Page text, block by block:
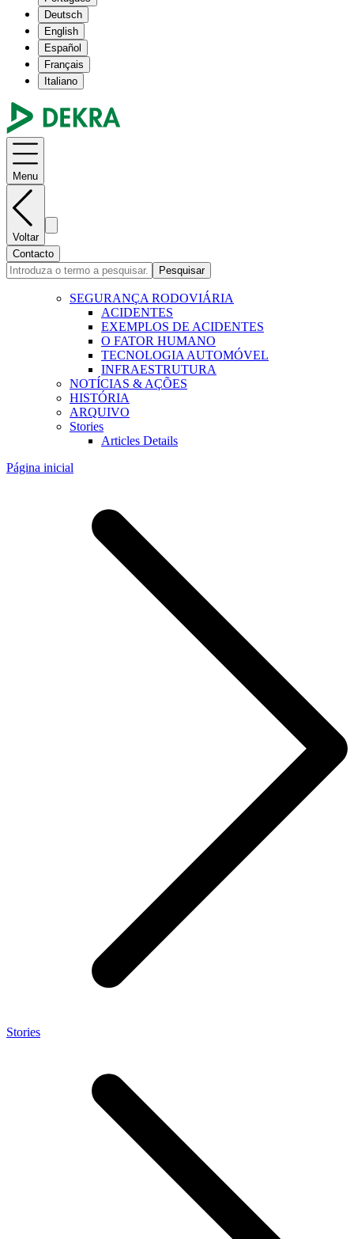
Deutsch
English
Español
Français
Italiano
Menu
Voltar
Contacto
Pesquisar
SEGURANÇA RODOVIÁRIA
ACIDENTES
EXEMPLOS DE ACIDENTES
O FATOR HUMANO
TECNOLOGIA AUTOMÓVEL
INFRAESTRUTURA
NOTÍCIAS & AÇÕES
HISTÓRIA
ARQUIVO
Stories
Articles Details
Página inicial
Stories